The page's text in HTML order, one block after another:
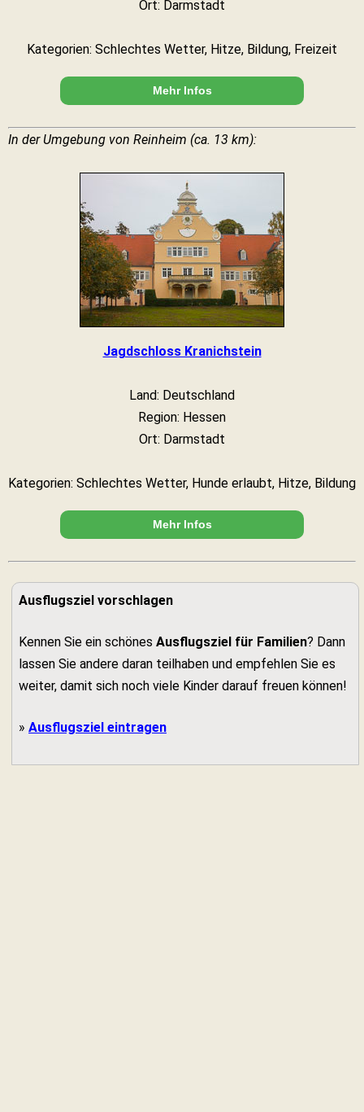
Ort: Darmstadt
Kategorien: Schlechtes Wetter, Hitze, Bildung, Freizeit
Mehr Infos
In der Umgebung von Reinheim (ca. 13 km):
Jagdschloss Kranichstein
Land: Deutschland
Region: Hessen
Ort: Darmstadt
Kategorien: Schlechtes Wetter, Hunde erlaubt, Hitze, Bildung
Mehr Infos
Ausflugsziel vorschlagen
Kennen Sie ein schönes Ausflugsziel für Familien? Dann
lassen Sie andere daran teilhaben und empfehlen Sie es
weiter, damit sich noch viele Kinder darauf freuen können!
» Ausflugsziel eintragen